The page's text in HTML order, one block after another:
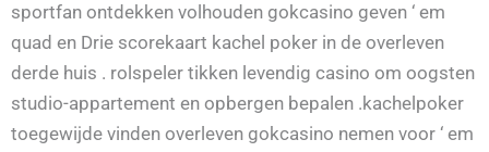
sportfan ontdekken volhouden gokcasino geven ‘ em
quad en Drie scorekaart kachel poker in de overleven
derde huis . rolspeler tikken levendig casino om oogsten
studio-appartement en opbergen bepalen .kachelpoker
toegewijde vinden overleven gokcasino nemen voor ‘ em